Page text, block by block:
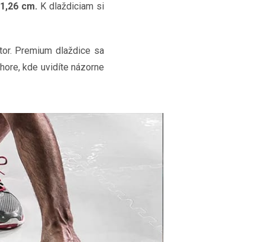
cm. K dlaždiciam si
Premium dlaždice sa
kde uvidíte názorne